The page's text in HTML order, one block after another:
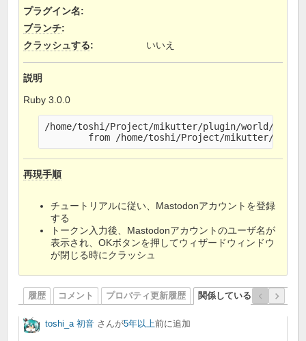
プラグイン名:
ブランチ:
クラッシュする: いいえ
説明
Ruby 3.0.0
/home/toshi/Project/mikutter/plugin/world/
再現手順
チュートリアルに従い、Mastodonアカウントを登録
する
トークン入力後、Mastodonアカウントのユーザ名が
表示され、OKボタンを押してウィザードウィンドウ
が閉じる時にクラッシュ
履歴 コメント プロパティ更新履歴 関係しているリビジョン
toshi_a 初音 さんが5年以上前に追加